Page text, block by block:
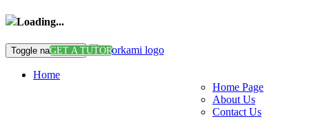
Loading...
Toggle navigationGET A TUTOR
Home
Home Page
About Us
Contact Us